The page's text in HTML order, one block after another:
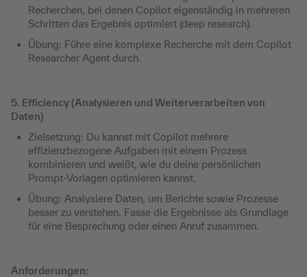
Recherchen, bei denen Copilot eigenständig in mehreren
Schritten das Ergebnis optimiert (deep research).
Übung: Führe eine komplexe Recherche mit dem Copilot
Researcher Agent durch.
5. Efficiency (Analysieren und Weiterverarbeiten von
Daten)
Zielsetzung: Du kannst mit Copilot mehrere
effizienzbezogene Aufgaben mit einem Prozess
kombinieren und weißt, wie du deine persönlichen
Prompt-Vorlagen optimieren kannst.
Übung: Analysiere Daten, um Berichte sowie Prozesse
besser zu verstehen. Fasse die Ergebnisse als Grundlage
für eine Besprechung oder einen Anruf zusammen.
Anforderungen: